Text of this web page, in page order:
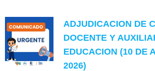
ADJUDICACION DE
DOCENTE Y
EDUCACION (10 DE
2026)